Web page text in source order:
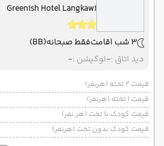
Greenish Hotel Langkawi
3 شب اقامت فقط صبحانه(BB)
دید اتاق :-لوکیشن :-
قیمت 2 تخته (هرنفر)
قیمت 1 تخته (هرنفر)
قیمت کودک با تخت (هر نفر)
قیمت کودک بدون تخت (هرنفر)